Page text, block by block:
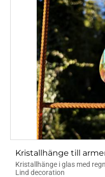
Kristallhänge till
Kristallhänge i glas med
Lind decoration